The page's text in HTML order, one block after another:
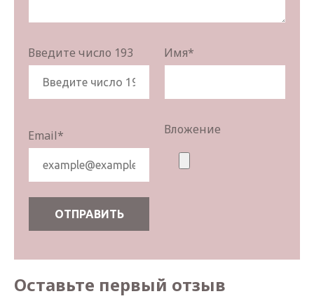
Введите число 193 Имя*
Email* Вложение
Оставьте первый отзыв